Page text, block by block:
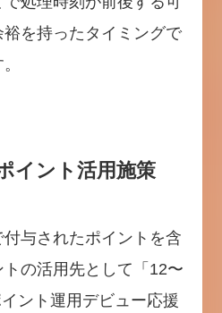
を持ったタイミングで
イント活用施策
与されたポイントを含
の活用先として「12〜
ント運用デビュー応援